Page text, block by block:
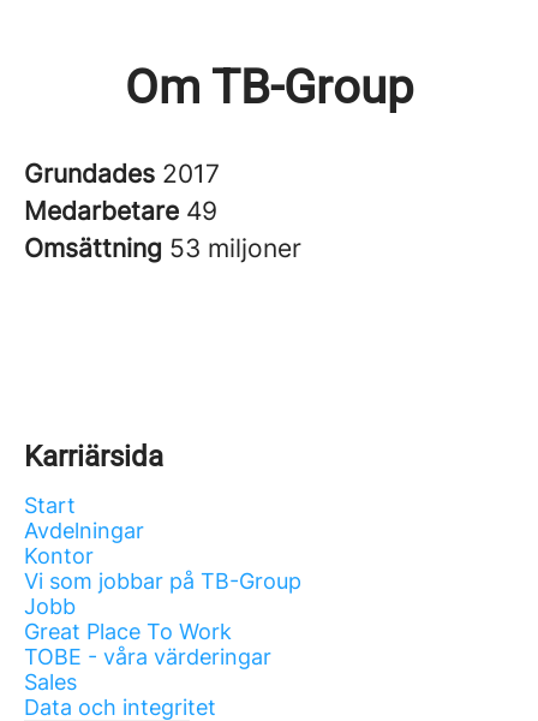
Om TB-Group
Grundades 2017
Medarbetare 49
Omsättning 53 miljoner
Karriärsida
Start
Avdelningar
Kontor
Vi som jobbar på TB-Group
Jobb
Great Place To Work
TOBE - våra värderingar
Sales
Data och integritet